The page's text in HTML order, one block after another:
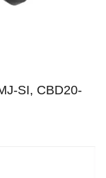
SI, CBD20-